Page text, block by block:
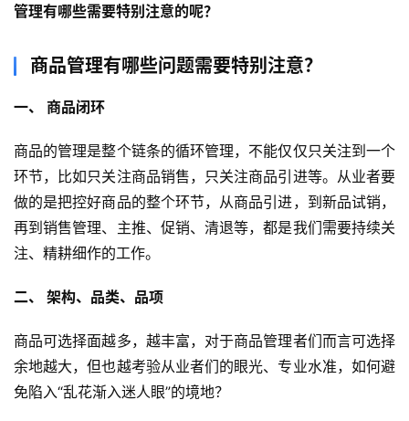
管理有哪些需要特别注意的呢？
商品管理有哪些问题需要特别注意？
一、 商品闭环
商品的管理是整个链条的循环管理，不能仅仅只关注到一个
环节，比如只关注商品销售，只关注商品引进等。从业者要
做的是把控好商品的整个环节，从商品引进，到新品试销，
再到销售管理、主推、促销、清退等，都是我们需要持续关
注、精耕细作的工作。
二、 架构、品类、品项
商品可选择面越多，越丰富，对于商品管理者们而言可选择
余地越大，但也越考验从业者们的眼光、专业水准，如何避
免陷入“乱花渐入迷人眼”的境地？